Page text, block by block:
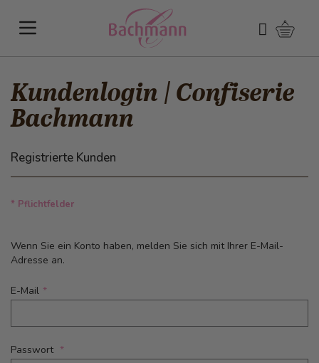
Suchen
Kundenlogin | Confiserie
Bachmann
Registrierte Kunden
* Pflichtfelder
Wenn Sie ein Konto haben, melden Sie sich mit Ihrer E-Mail-
Adresse an.
E-Mail
Passwort